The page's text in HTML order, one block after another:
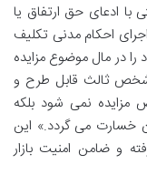
ادعای حق ارتفاق یا
می کند. ماده ۱۴۳ قانون اجرای احکام مدنی تکلیف
در مال موضوع مزایده
شخص ثالث قابل طرح و
نمی شود بلکه
خسارت می گردد.» این
و ضامن امنیت بازار